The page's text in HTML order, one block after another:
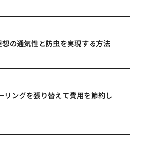
の通気性と防虫を実現する方法
リングを張り替えて費用を節約し